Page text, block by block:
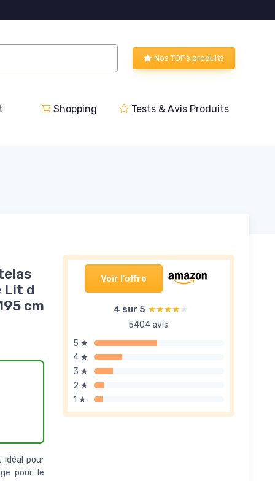
Nos TOPs produits
Shopping Tests & Avis Produits
Voir l'offre
4 sur 5 ★★★★★
★★★★★
5404 avis
5 ★
4 ★
3 ★
2 ★
1 ★
Lit d
cm
pour
pour le